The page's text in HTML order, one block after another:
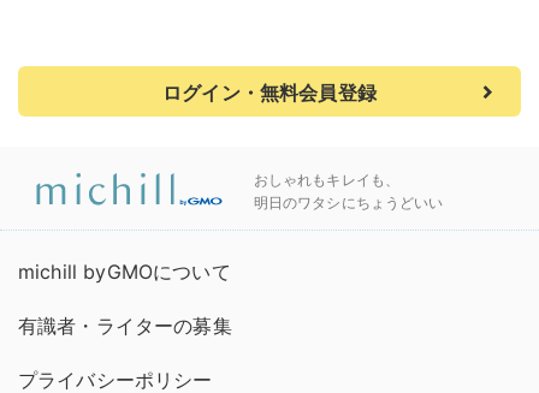
ログイン・無料会員登録
おしゃれもキレイも、
明日のワタシにちょうどいい
michill byGMOについて
有識者・ライターの募集
プライバシーポリシー